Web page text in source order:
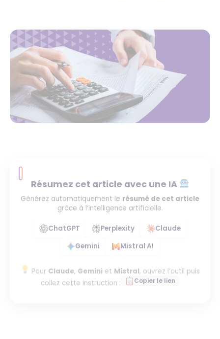
Résumez cet article avec une IA
Générez automatiquement le résumé de cet article
grâce à l’intelligence artificielle.
ChatGPT Perplexity
Claude
Gemini
Mistral AI
Pour Claude, Gemini et Mistral, ouvrez l’outil puis
collez cette instruction :
Copier le lien